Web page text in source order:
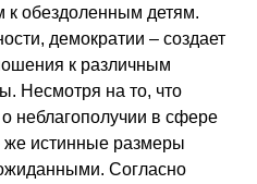
обездоленным детям.
демократии – создает
к различным
Несмотря на то, что
неблагополучии в сфере
истинные размеры
Согласно